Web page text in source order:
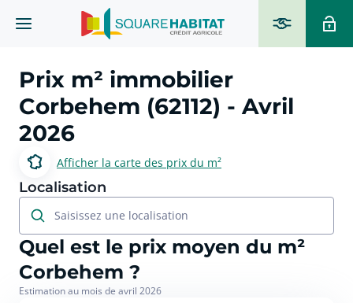
Prix m² immobilier
Corbehem (62112) - Avril
2026
Afficher la carte des prix du m²
Localisation
Saisissez une localisation
Quel est le prix moyen du m²
Corbehem ?
Estimation au mois de avril 2026